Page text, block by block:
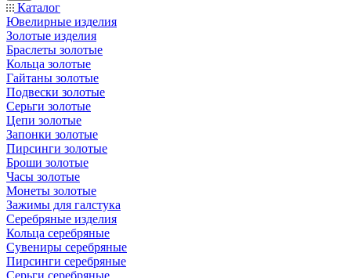
Каталог
Ювелирные изделия
Золотые изделия
Браслеты золотые
Кольца золотые
Гайтаны золотые
Подвески золотые
Серьги золотые
Цепи золотые
Запонки золотые
Пирсинги золотые
Броши золотые
Часы золотые
Монеты золотые
Зажимы для галстука
Серебряные изделия
Кольца серебряные
Сувениры серебряные
Пирсинги серебряные
Серьги серебряные